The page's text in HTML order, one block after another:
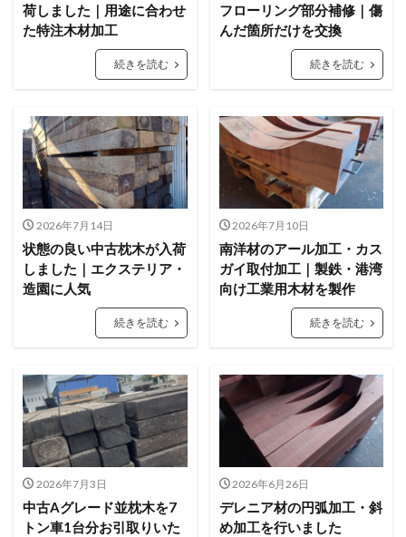
荷しました｜用途に合わせ
た特注木材加工
続きを読む
フローリング部分補修｜傷
んだ箇所だけを交換
続きを読む
2026年7月14日
状態の良い中古枕木が入荷
しました｜エクステリア・
造園に人気
続きを読む
2026年7月10日
南洋材のアール加工・カス
ガイ取付加工｜製鉄・港湾
向け工業用木材を製作
続きを読む
2026年7月3日
中古Aグレード並枕木を7
トン車1台分お引取りいた
2026年6月26日
デレニア材の円弧加工・斜
め加工を行いました